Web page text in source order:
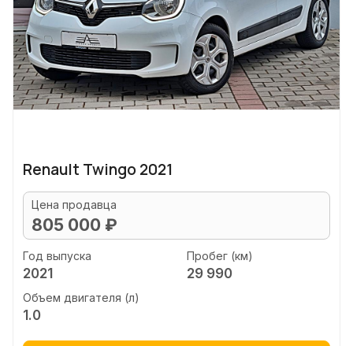
Renault Twingo 2021
Цена продавца
805 000 ₽
Год выпуска
2021
Пробег (км)
29 990
Объем двигателя (л)
1.0